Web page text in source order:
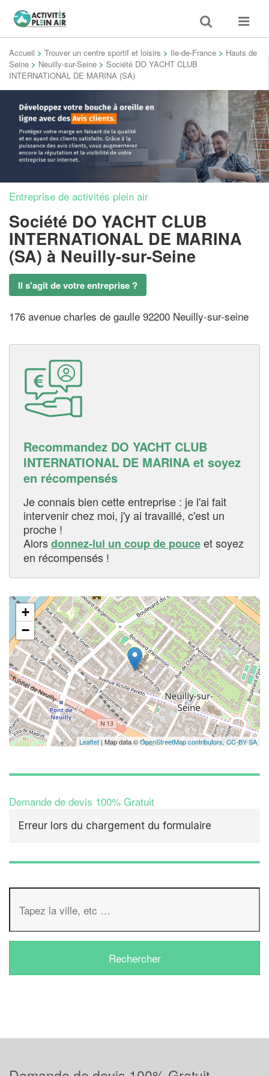
Toggle
search
Toggle
Accueil > Trouver un centre sportif et loisirs > Ile-de-France > Hauts de
Seine > Neuilly-sur-Seine > Société DO YACHT CLUB
INTERNATIONAL DE MARINA (SA)
Entreprise de activités plein air
Société DO YACHT CLUB
INTERNATIONAL DE MARINA
(SA) à Neuilly-sur-Seine
Il s'agit de votre entreprise ?
176 avenue charles de gaulle 92200 Neuilly-sur-seine
Recommandez DO YACHT CLUB
INTERNATIONAL DE MARINA et soyez
en récompensés
Je connais bien cette entreprise : je l'ai fait
intervenir chez moi, j'y ai travaillé, c'est un
proche !
Alorsdonnez-lui un coup de pouceet soyez
en récompensés !
+
−
Leaflet | Map data ©OpenStreetMap contributors,CC-BY-SA
Demande de devis 100% Gratuit
Erreur lors du chargement du formulaire